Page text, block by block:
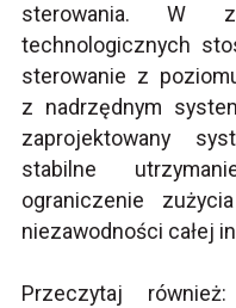
sterowania. W
technologicznych
sterowanie z
z nadrzędnym
zaprojektowany
stabilne
ograniczenie
niezawodności całej
Przeczytaj